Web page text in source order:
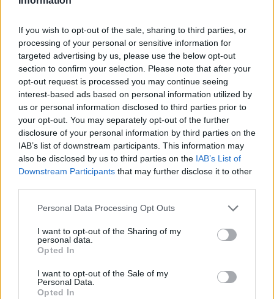
If you wish to opt-out of the sale, sharing to third parties, or
processing of your personal or sensitive information for
targeted advertising by us, please use the below opt-out
section to confirm your selection. Please note that after your
opt-out request is processed you may continue seeing
interest-based ads based on personal information utilized by
us or personal information disclosed to third parties prior to
your opt-out. You may separately opt-out of the further
disclosure of your personal information by third parties on the
IAB’s list of downstream participants. This information may
also be disclosed by us to third parties on the IAB’s List of
Downstream Participants that may further disclose it to other
Personal Data Processing Opt Outs
I want to opt-out of the Sharing of my
personal data.
Opted In
I want to opt-out of the Sale of my
Personal Data.
Opted In
Pan Tadeusz
Epopeja Mickiewicza jest jednym z
najpełniejszych literackich obrazów polskiej
tradycji szlacheckiej. Obyczaj organizuje tam
całe życie wspólnoty – od sposobu witania
gości, przez hierarchię przy stole, aż po
przebieg polowania czy grzybobrania.
Szczególnie istotne są rytuały związane z ucztą i
wspólnym świętowaniem, które cementują więzi
społeczne. Tradycja reguluje relacje
międzyludzkie i określa miejsce jednostki w
zamek, mają swoje zakorzenienie w dawnych
obyczajach i poczuciu honoru. Kulminacyjnym
momentem jest polonez – taniec symbolizujący
ciągłość narodowej kultury i wspólnotową